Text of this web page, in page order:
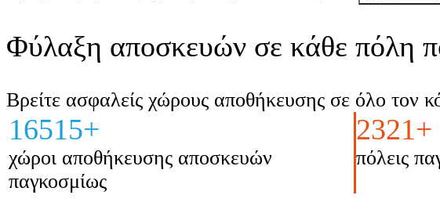
Φύλαξη αποσκευών σε κάθε πόλη
Βρείτε ασφαλείς χώρους αποθήκευσης σε όλο τον
16515+
χώροι αποθήκευσης αποσκευών
παγκοσμίως
2321+
πόλεις